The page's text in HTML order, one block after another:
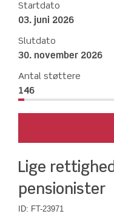
Startdato
03. juni 2026
Slutdato
30. november 2026
Antal støttere
146
Lige
pensionister
ID: FT-23971